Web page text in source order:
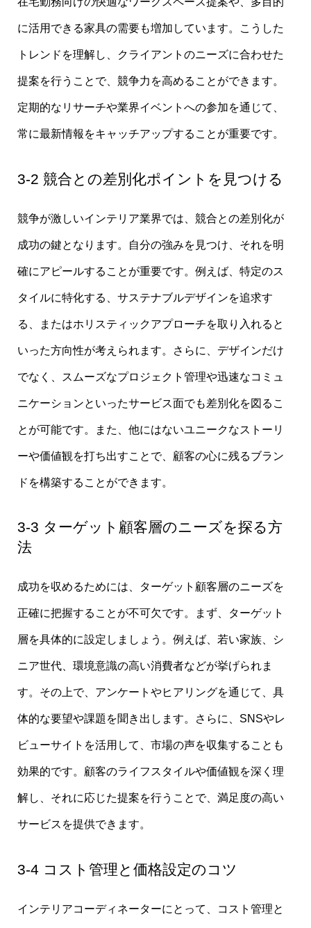
に活用できる家具の需要も増加しています。こうした
トレンドを理解し、クライアントのニーズに合わせた
提案を行うことで、競争力を高めることができます。
定期的なリサーチや業界イベントへの参加を通じて、
常に最新情報をキャッチアップすることが重要です。
3-2 競合との差別化ポイントを見つける
競争が激しいインテリア業界では、競合との差別化が
成功の鍵となります。自分の強みを見つけ、それを明
確にアピールすることが重要です。例えば、特定のス
タイルに特化する、サステナブルデザインを追求す
る、またはホリスティックアプローチを取り入れると
いった方向性が考えられます。さらに、デザインだけ
でなく、スムーズなプロジェクト管理や迅速なコミュ
ニケーションといったサービス面でも差別化を図るこ
とが可能です。また、他にはないユニークなストーリ
ーや価値観を打ち出すことで、顧客の心に残るブラン
ドを構築することができます。
3-3 ターゲット顧客層のニーズを探る方
法
成功を収めるためには、ターゲット顧客層のニーズを
正確に把握することが不可欠です。まず、ターゲット
層を具体的に設定しましょう。例えば、若い家族、シ
ニア世代、環境意識の高い消費者などが挙げられま
す。その上で、アンケートやヒアリングを通じて、具
体的な要望や課題を聞き出します。さらに、SNSやレ
ビューサイトを活用して、市場の声を収集することも
効果的です。顧客のライフスタイルや価値観を深く理
解し、それに応じた提案を行うことで、満足度の高い
サービスを提供できます。
3-4 コスト管理と価格設定のコツ
インテリアコーディネーターにとって、コスト管理と